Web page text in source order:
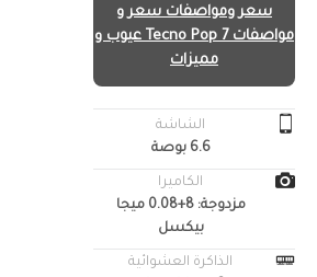
سعر ومواصفات سعر و
مواصفات Tecno Pop 7 عيوب و
مميزات
الشاشة
6.6 بوصة
الكاميرا
مزدوجة: 8+0.08 ميجا
بيكسل
الذاكرة العشوائية